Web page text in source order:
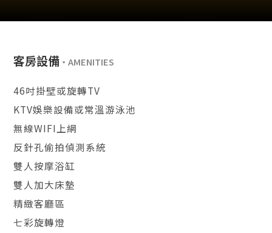
客房設備
46吋掛壁或旋轉TV
KTV娛樂設備或常溫游泳池
無線WIFI上網
反針孔偷拍偵測系統
雙人按摩浴缸
雙人加大床墊
精緻客廳區
七彩旋轉燈